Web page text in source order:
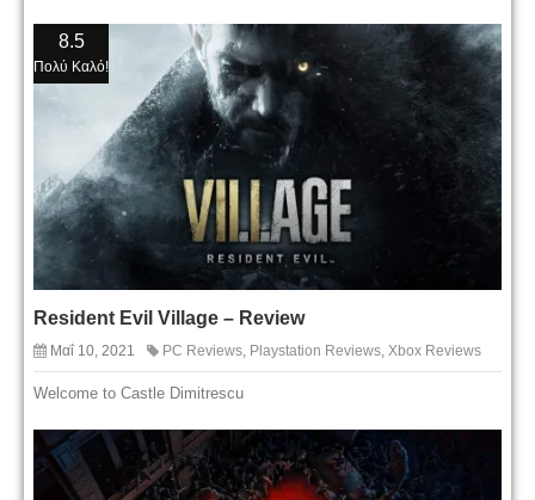
8.5
Πολύ Καλό!
Resident Evil Village – Review
Μαΐ 10, 2021 PC Reviews, Playstation Reviews, Xbox Reviews
Welcome to Castle Dimitrescu